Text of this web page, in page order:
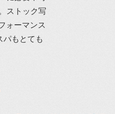
ストック写
ォーマンス
パもとても